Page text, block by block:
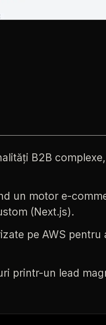
B2B complexe,
un motor e-
(Next.js).
pe AWS pentru
printr-un lead